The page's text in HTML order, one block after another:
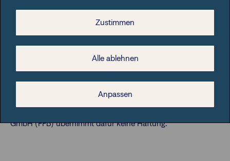
Grafik: Scharfer Anstieg der Inflation in
entwickelten Märkten
sicherzustellen, dass alle gesetzlichen Anforderungen in
GmbH (FFB) übernimmt dafür keine Haftung.
Zustimmen
Alle ablehnen
Anpassen